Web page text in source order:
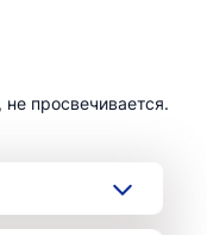
просвечивается.